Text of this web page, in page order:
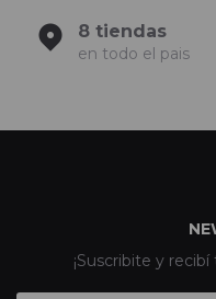
8 tiendas
en todo el pais
¡Suscribite y